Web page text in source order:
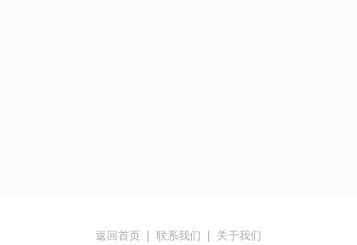
返回首页 | 联系我们 | 关于我们